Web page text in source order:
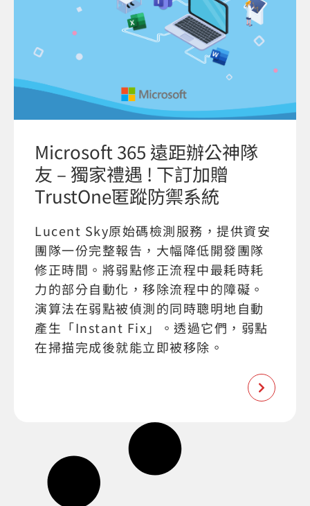
Microsoft 365 遠距辦公神隊
友 – 獨家禮遇 ! 下訂加贈
TrustOne匿蹤防禦系統
Lucent Sky原始碼檢測服務，提供資安
團隊一份完整報告，大幅降低開發團隊
修正時間。將弱點修正流程中最耗時耗
力的部分自動化，移除流程中的障礙。
演算法在弱點被偵測的同時聰明地自動
產生「Instant Fix」。透過它們，弱點
在掃描完成後就能立即被移除。